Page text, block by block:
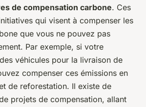
de compensation carbone. Ces
qui visent à compenser les
que vous ne pouvez pas
Par exemple, si votre
véhicules pour la livraison de
compenser ces émissions en
de reforestation. Il existe de
projets de compensation, allant